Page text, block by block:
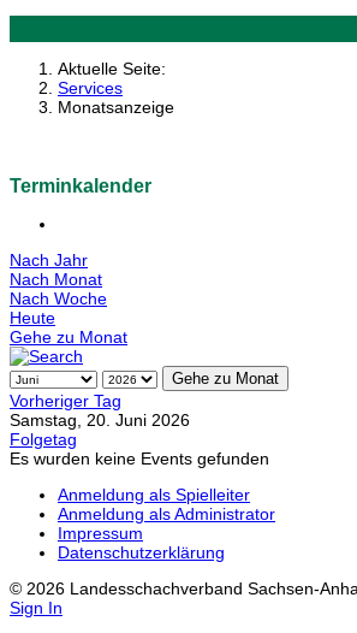
Aktuelle Seite:
Services
Monatsanzeige
Terminkalender
Nach Jahr
Nach Monat
Nach Woche
Heute
Gehe zu Monat
Gehe zu Monat
Vorheriger Tag
Samstag, 20. Juni 2026
Folgetag
Es wurden keine Events gefunden
Anmeldung als Spielleiter
Anmeldung als Administrator
Impressum
Datenschutzerklärung
© 2026 Landesschachverband Sachsen-
Sign In